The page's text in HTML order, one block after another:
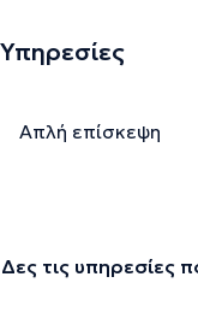
Υπηρεσίες
Απλή επίσκεψη
Δες τις υπηρεσίες